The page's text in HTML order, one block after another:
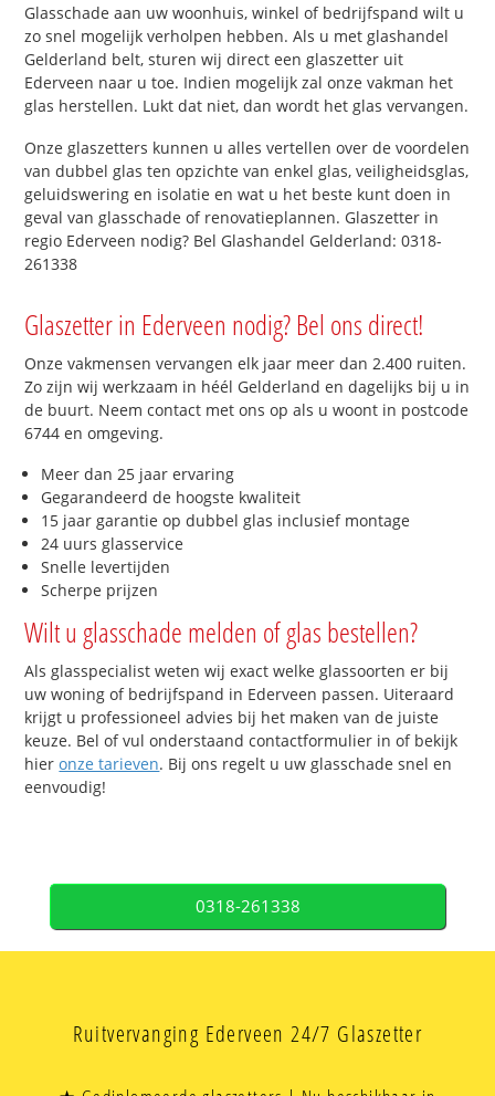
Glasschade aan uw woonhuis, winkel of bedrijfspand wilt u
zo snel mogelijk verholpen hebben. Als u met glashandel
Gelderland belt, sturen wij direct een glaszetter uit
Ederveen naar u toe. Indien mogelijk zal onze vakman het
glas herstellen. Lukt dat niet, dan wordt het glas vervangen.
Onze glaszetters kunnen u alles vertellen over de voordelen
van dubbel glas ten opzichte van enkel glas, veiligheidsglas,
geluidswering en isolatie en wat u het beste kunt doen in
geval van glasschade of renovatieplannen. Glaszetter in
regio Ederveen nodig? Bel Glashandel Gelderland: 0318-
261338
Glaszetter in Ederveen nodig? Bel ons direct!
Onze vakmensen vervangen elk jaar meer dan 2.400 ruiten.
Zo zijn wij werkzaam in héél Gelderland en dagelijks bij u in
de buurt. Neem contact met ons op als u woont in postcode
6744 en omgeving.
Meer dan 25 jaar ervaring
Gegarandeerd de hoogste kwaliteit
15 jaar garantie op dubbel glas inclusief montage
24 uurs glasservice
Snelle levertijden
Scherpe prijzen
Wilt u glasschade melden of glas bestellen?
Als glasspecialist weten wij exact welke glassoorten er bij
uw woning of bedrijfspand in Ederveen passen. Uiteraard
krijgt u professioneel advies bij het maken van de juiste
keuze. Bel of vul onderstaand contactformulier in of bekijk
hieronze tarieven. Bij ons regelt u uw glasschade snel en
eenvoudig!
0318-261338
Ruitvervanging Ederveen 24/7 Glaszetter